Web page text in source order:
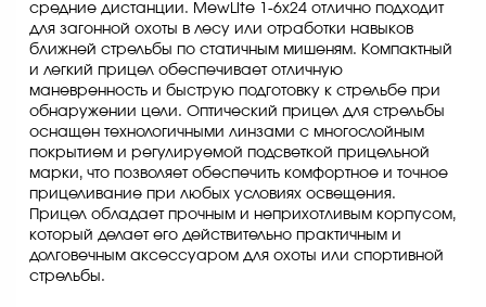
средние дистанции. MewLite 1-6x24 отлично подходит
для загонной охоты в лесу или отработки навыков
ближней стрельбы по статичным мишеням. Компактный
и легкий прицел обеспечивает отличную
маневренность и быструю подготовку к стрельбе при
обнаружении цели. Оптический прицел для стрельбы
оснащен технологичными линзами с многослойным
покрытием и регулируемой подсветкой прицельной
марки, что позволяет обеспечить комфортное и точное
прицеливание при любых условиях освещения.
Прицел обладает прочным и неприхотливым корпусом,
который делает его действительно практичным и
долговечным аксессуаром для охоты или спортивной
стрельбы.